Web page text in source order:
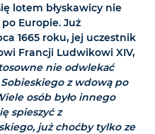
lotem błyskawicy nie
Europie. Już
1665 roku, jej uczestnik
Francji Ludwikowi XIV,
nie odwlekać
Sobieskiego z wdową po
osób było innego
spieszyć z
już choćby tylko ze